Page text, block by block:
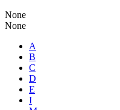
None
None
A
B
C
D
E
I